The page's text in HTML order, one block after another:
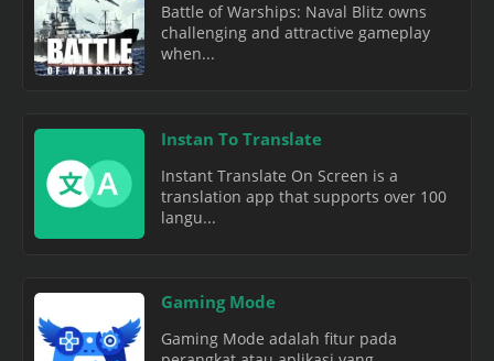
Battle of Warships: Naval Blitz owns
challenging and attractive gameplay
when...
Instan To Translate
Instant Translate On Screen is a
translation app that supports over 100
langu...
Gaming Mode
Gaming Mode adalah fitur pada